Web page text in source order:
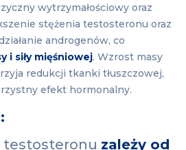
wytrzymałościowy oraz
stężenia testosteronu oraz
androgenów, co
i siły mięśniowej. Wzrost masy
redukcji tkanki tłuszczowej,
efekt hormonalny.
testosteronu zależy od